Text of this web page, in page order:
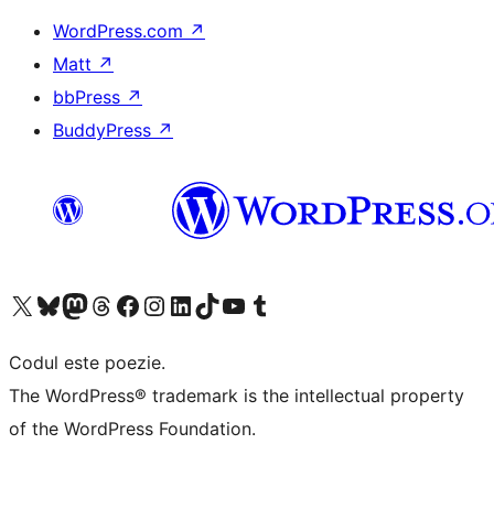
WordPress.com ↗
Matt ↗
bbPress ↗
BuddyPress ↗
Mergi la contul nostru X (fost Twitter)
Vizitează contul nostru Bluesky
Vizitează contul nostru Mastodon
Vizitează contul nostru Threads
Vizitează pagina noastră Facebook
Vizitează-ne pe Instagram
Vizitează-ne pe LinkedIn
Vizitează contul nostru TikTok
Vizitează canalul nostru YouTube
Vizitează contul nostru Tumblr
Codul este poezie.
The WordPress® trademark is the intellectual property
of the WordPress Foundation.